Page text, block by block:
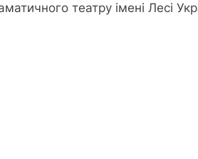
театру імені Лесі